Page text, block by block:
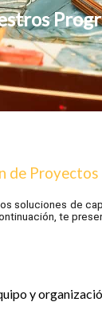
de
soluciones de
te
y